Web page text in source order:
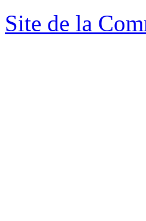
Site de la